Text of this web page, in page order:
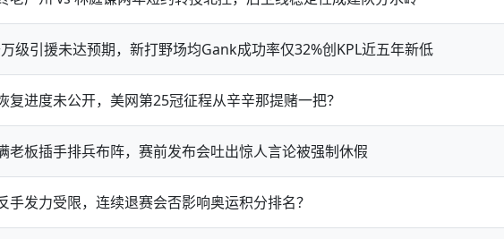
级引援未达预期，新打野场均Gank成功率仅32%创KPL近五年新低
复进度未公开，美网第25冠征程从辛辛那提赌一把？
老板插手排兵布阵，赛前发布会吐出惊人言论被强制休假
手发力受限，连续退赛会否影响奥运积分排名？